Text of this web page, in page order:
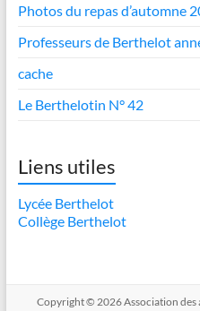
Photos du repas d’automne
Professeurs de Berthelot
cache
Le Berthelotin N° 42
Liens utiles
Lycée Berthelot
Collège Berthelot
Copyright © 2026Association des